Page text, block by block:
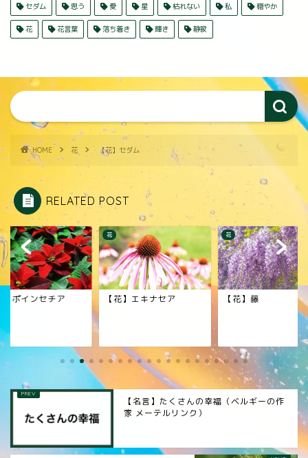
セダム 思う 愛 星 枯れない 私 穏やか
花 花言葉 落ち着き 輝き 静寂
HOME 花 【花】セダム
RELATED POST
】ポインセチア
花
【花】エキナセア
花
【花】藤
【名言】たくさんの幸福（ベルギーの作
家 メーテルリンク）